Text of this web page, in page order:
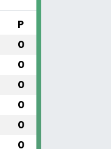
P
0
0
0
0
0
0